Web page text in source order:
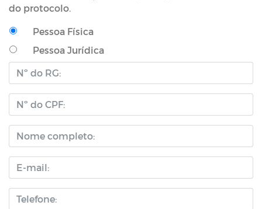
do protocolo.
Pessoa Física
Pessoa Jurídica